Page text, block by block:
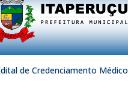
de Credenciamento Médico